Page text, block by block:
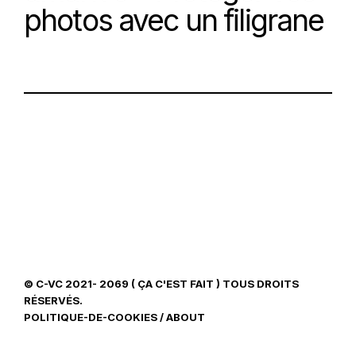
photos avec un filigrane
© C-VC 2021- 2069 ( ÇA C'EST FAIT ) TOUS DROITS
RÉSERVÉS.
POLITIQUE-DE-COOKIES/ABOUT